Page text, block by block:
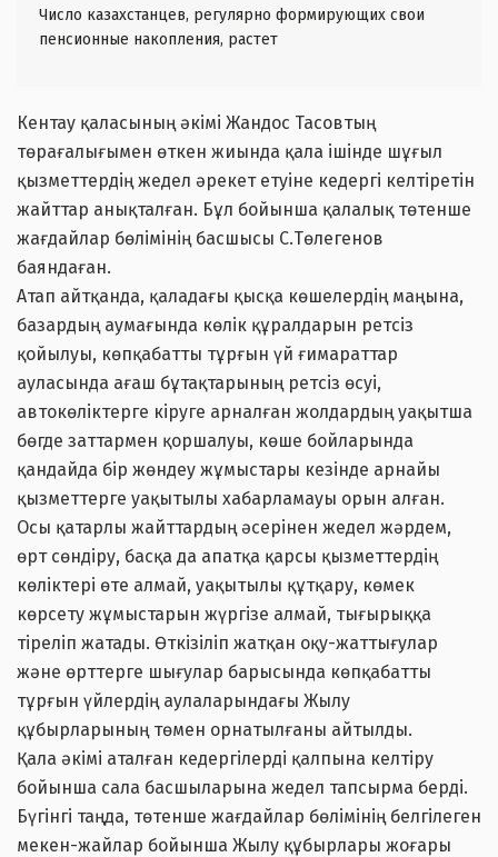
Число казахстанцев, регулярно формирующих свои
пенсионные накопления, растет
Кентау қаласының әкімі Жандос Тасовтың
төрағалығымен өткен жиында қала ішінде шұғыл
қызметтердің жедел әрекет етуіне кедергі келтіретін
жайттар анықталған. Бұл бойынша қалалық төтенше
жағдайлар бөлімінің басшысы С.Төлегенов
баяндаған.
Атап айтқанда, қаладағы қысқа көшелердің маңына,
базардың аумағында көлік құралдарын ретсіз
қойылуы, көпқабатты тұрғын үй ғимараттар
ауласында ағаш бұтақтарының ретсіз өсуі,
автокөліктерге кіруге арналған жолдардың уақытша
бөгде заттармен қоршалуы, көше бойларында
қандайда бір жөндеу жұмыстары кезінде арнайы
қызметтерге уақытылы хабарламауы орын алған.
Осы қатарлы жайттардың әсерінен жедел жәрдем,
өрт сөндіру, басқа да апатқа қарсы қызметтердің
көліктері өте алмай, уақытылы құтқару, көмек
көрсету жұмыстарын жүргізе алмай, тығырыққа
тіреліп жатады. Өткізіліп жатқан оқу-жаттығулар
және өрттерге шығулар барысында көпқабатты
тұрғын үйлердің аулаларындағы Жылу
құбырларының төмен орнатылғаны айтылды.
Қала әкімі аталған кедергілерді қалпына келтіру
бойынша сала басшыларына жедел тапсырма берді.
Бүгінгі таңда, төтенше жағдайлар бөлімінің белгілеген
мекен-жайлар бойынша Жылу құбырлары жоғары